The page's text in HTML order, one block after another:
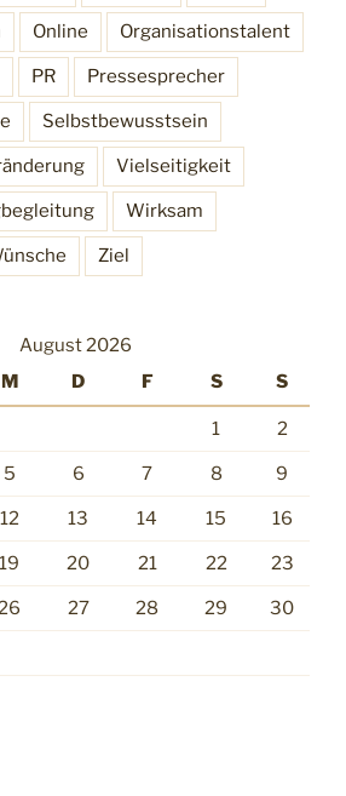
Online Organisationstalent
PR Pressesprecher
Selbstbewusstsein
Vielseitigkeit
Wirksam
Ziel
August 2026
M D F S S
1 2
5 6 7 8 9
12 13 14 15 16
19 20 21 22 23
27 28 29 30